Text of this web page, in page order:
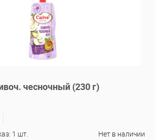
чесночный (230 г)
1 шт.
Нет в наличии